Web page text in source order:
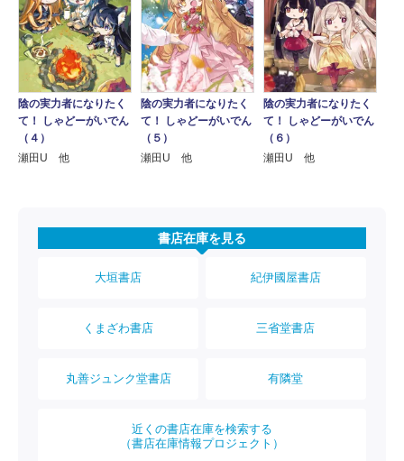
陰の実力者になりたく
て！ しゃどーがいでん
（４）
瀬田U 他
陰の実力者になりたく
て！ しゃどーがいでん
（５）
瀬田U 他
陰の実力者になりたく
て！ しゃどーがいでん
（６）
瀬田U 他
書店在庫を見る
大垣書店 紀伊國屋書店
くまざわ書店 三省堂書店
丸善ジュンク堂書店 有隣堂
近くの書店在庫を検索する
（書店在庫情報プロジェクト）